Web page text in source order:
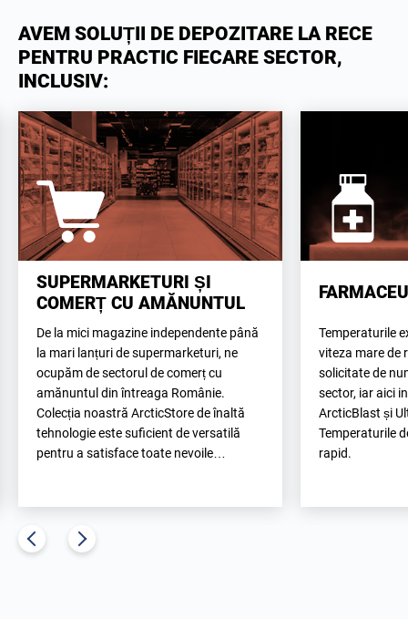
AVEM SOLUȚII DE DEPOZITARE LA RECE
PENTRU PRACTIC FIECARE SECTOR,
INCLUSIV:
SUPERMARKETURI ȘI
COMERȚ CU AMĂNUNTUL
De la mici magazine independente până
la mari lanțuri de supermarketuri, ne
ocupăm de sectorul de comerț cu
amănuntul din întreaga Românie.
Colecția noastră ArcticStore de înaltă
tehnologie este suficient de versatilă
pentru a satisface toate nevoile…
Temperaturile
viteza mare de
solicitate de
sector, iar aici
ArcticBlast și
Temperaturile
rapid.